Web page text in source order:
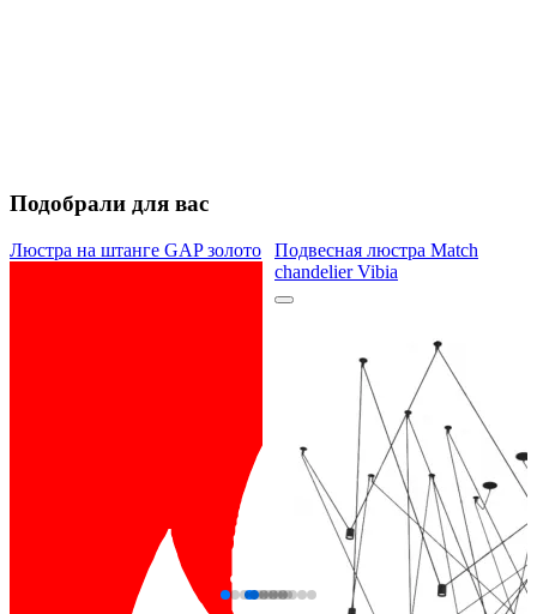
Подобрали для вас
Люстра на штанге GAP золото
Подвесная люстра Match
chandelier Vibia